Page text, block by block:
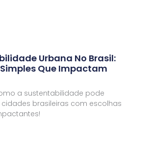
Urbana No Brasil:
Que Impactam
a sustentabilidade pode
brasileiras com escolhas